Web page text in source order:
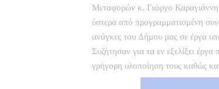
Μεταφορών κ. Γιώργο
ύστερα από προγραμματισμένη
ανάγκες του Δήμου μας σε έργα
Συζήτησαν για τα εν εξελίξει
γρήγορη υλοποίηση τους καθώς